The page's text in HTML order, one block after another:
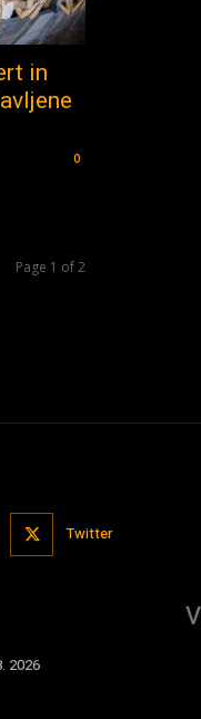
in
0
Page 1 of 2
Twitter
2026